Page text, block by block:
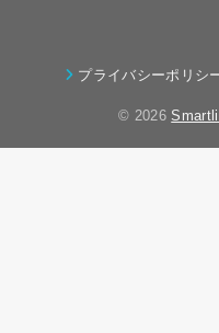
プライバシーポリシ
© 2026